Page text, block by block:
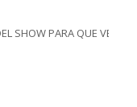
SHOW PARA QUE VEAN